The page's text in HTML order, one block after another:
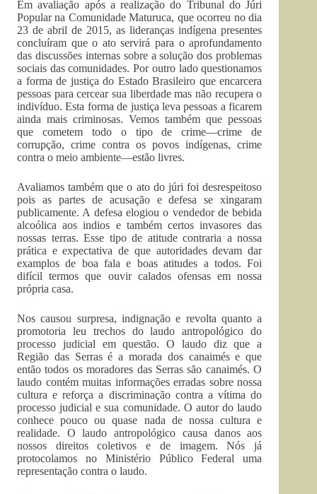
Em avaliação após a realização do Tribunal do Júri
Popular na Comunidade Maturuca, que ocorreu no dia
23 de abril de 2015, as lideranças indígena presentes
concluíram que o ato servirá para o aprofundamento
das discussões internas sobre a solução dos problemas
sociais das comunidades. Por outro lado questionamos
a forma de justiça do Estado Brasileiro que encarcera
pessoas para cercear sua liberdade mas não recupera o
indivíduo. Esta forma de justiça leva pessoas a ficarem
ainda mais criminosas. Vemos também que pessoas
que cometem todo o tipo de crime—crime de
corrupção, crime contra os povos indígenas, crime
contra o meio ambiente—estão livres.
Avaliamos também que o ato do júri foi desrespeitoso
pois as partes de acusação e defesa se xingaram
publicamente. A defesa elogiou o vendedor de bebida
alcoólica aos indios e também certos invasores das
nossas terras. Esse tipo de atitude contraria a nossa
prática e expectativa de que autoridades devam dar
examplos de boa fala e boas atitudes a todos. Foi
difícil termos que ouvir calados ofensas em nossa
própria casa.
Nos causou surpresa, indignação e revolta quanto a
promotoria leu trechos do laudo antropológico do
processo judicial em questão. O laudo diz que a
Região das Serras é a morada dos canaimés e que
então todos os moradores das Serras são canaimés. O
laudo contém muitas informações erradas sobre nossa
cultura e reforça a discriminação contra a vítima do
processo judicial e sua comunidade. O autor do laudo
conhece pouco ou quase nada de nossa cultura e
realidade. O laudo antropológico causa danos aos
nossos direitos coletivos e de imagem. Nós já
protocolamos no Ministério Público Federal uma
representação contra o laudo.